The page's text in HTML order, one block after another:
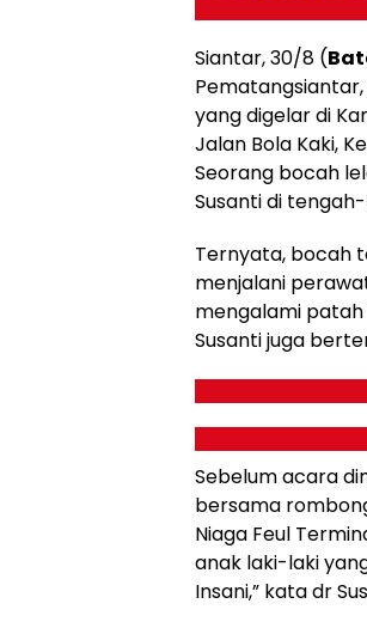
Siantar, 30/8 (
yang digelar di
Jalan Bola Kaki,
Seorang bocah
Susanti di
Ternyata, bocah
menjalani
mengalami
Susanti juga
Sebelum acara
bersama
Niaga Feul
anak laki-laki
Insani,” kata dr